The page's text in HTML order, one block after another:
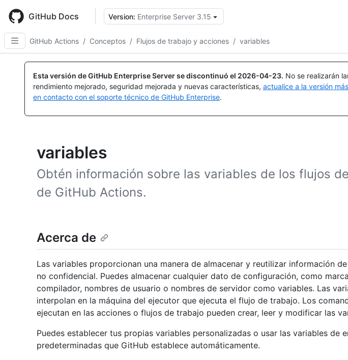
main
content
GitHub Docs Version: Enterprise Server 3.15
GitHub Actions / Conceptos / Flujos de trabajo y acciones / variables
Esta versión de GitHub Enterprise Server se discontinuó el 2026-04-23. No se realizarán
rendimiento mejorado, seguridad mejorada y nuevas características, actualice a la versión
en contacto con el soporte técnico de GitHub Enterprise.
variables
Obtén información sobre las variables de los flujos
de GitHub Actions.
Acerca de
Las variables proporcionan una manera de almacenar y reutilizar información
no confidencial. Puedes almacenar cualquier dato de configuración, como
compilador, nombres de usuario o nombres de servidor como variables. Las
interpolan en la máquina del ejecutor que ejecuta el flujo de trabajo. Los
ejecutan en las acciones o flujos de trabajo pueden crear, leer y modificar las
Puedes establecer tus propias variables personalizadas o usar las variables de
predeterminadas que GitHub establece automáticamente.